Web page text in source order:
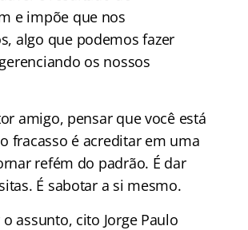
e impõe que nos
algo que podemos fazer
os nossos
amigo, pensar que você está
fracasso é acreditar em uma
refém do padrão. É dar
É sabotar a si mesmo.
assunto, cito Jorge Paulo